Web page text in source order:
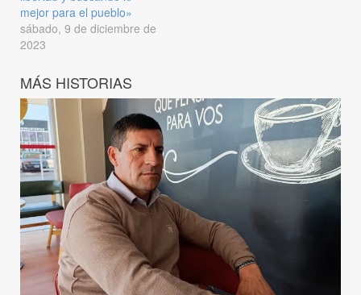
mejor para el pueblo»
sábado, 9 de diciembre de
2023
MÁS HISTORIAS